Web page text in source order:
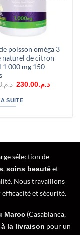
poisson oméga 3
naturel de citron
1 000 mg 150
د.م. Le
initial
était :
د.م.230.00
Le
SUITE
sélection de
,soins beautéet
Nous travaillons
efficacité et sécurité.
Maroc (Casablanca,
la livraison pour un